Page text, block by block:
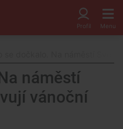
náměstí
vánoční